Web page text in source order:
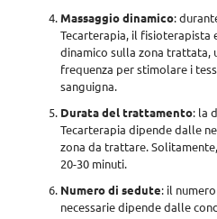
Massaggio dinamico:
Tecarterapia, il fisioterapista
dinamico sulla zona trattata,
frequenza per stimolare i
sanguigna.
Durata del trattamento: la
Tecarterapia dipende dalle
zona da trattare.
20-30 minuti.
Numero di sedute: il
necessariedipende dalle